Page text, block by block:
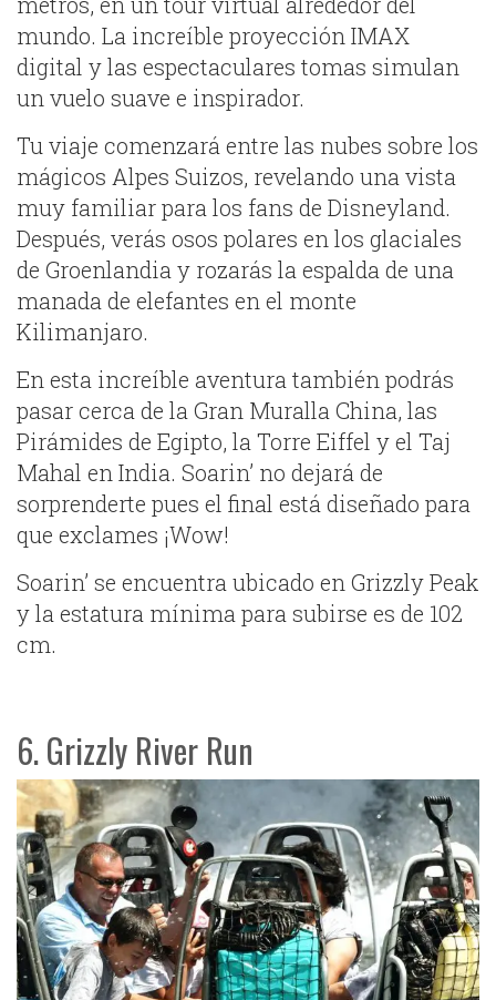
mundo. La increíble proyección IMAX
digital y las espectaculares tomas simulan
un vuelo suave e inspirador.
Tu viaje comenzará entre las nubes sobre los
mágicos Alpes Suizos, revelando una vista
muy familiar para los fans de Disneyland.
Después, verás osos polares en los glaciales
de Groenlandia y rozarás la espalda de una
manada de elefantes en el monte
Kilimanjaro.
En esta increíble aventura también podrás
pasar cerca de la Gran Muralla China, las
Pirámides de Egipto, la Torre Eiffel y el Taj
Mahal en India. Soarin’ no dejará de
sorprenderte pues el final está diseñado para
que exclames ¡Wow!
Soarin’ se encuentra ubicado en Grizzly Peak
y la estatura mínima para subirse es de 102
cm.
6. Grizzly River Run